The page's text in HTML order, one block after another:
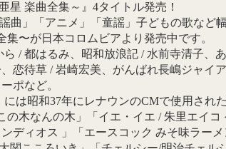
星 楽曲全集～』4タイトル発売！
曲」「アニメ」「童謡」子どもの歌など
〜が日本コロムビアより発売中です。
ら / 都はるみ、昭和放浪記 / 水前寺清子、
恋待草 / 岩崎宏美、がんばれ長嶋ジャイ
ポなど。
には昭和37年にレナウンのCMで使用され
の木なんの木」「イエ・イエ / 朱里エイ
ディオス 」「エースコック みそ味ラー